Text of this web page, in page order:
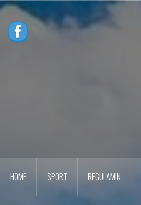
Przejdź
treści
HOME SPORT REGULAMIN